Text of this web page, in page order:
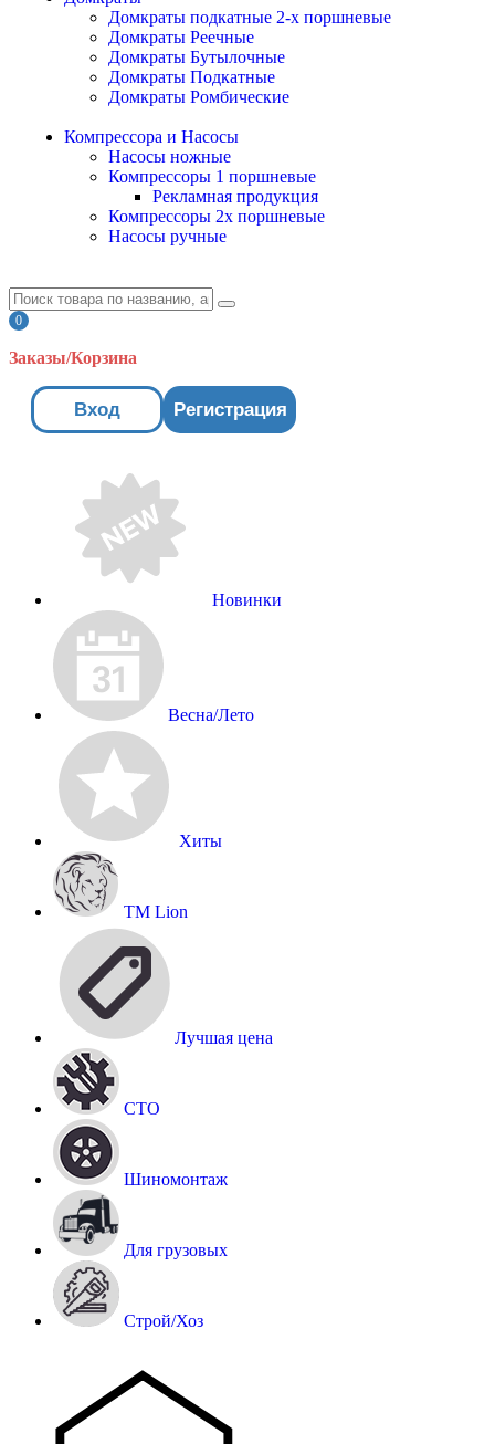
Домкраты подкатные 2-х поршневые
Домкраты Реечные
Домкраты Бутылочные
Домкраты Подкатные
Домкраты Ромбические
Компрессора и Насосы
Насосы ножные
Компрессоры 1 поршневые
Рекламная продукция
Компрессоры 2х поршневые
Насосы ручные
0
Заказы/Корзина
Вход Регистрация
Новинки
Весна/Лето
Хиты
TM Lion
Лучшая цена
СТО
Шиномонтаж
Для грузовых
Строй/Хоз